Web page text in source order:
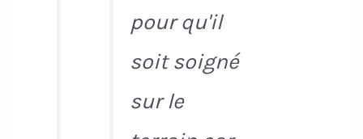
pour qu'il
soit soigné
sur le